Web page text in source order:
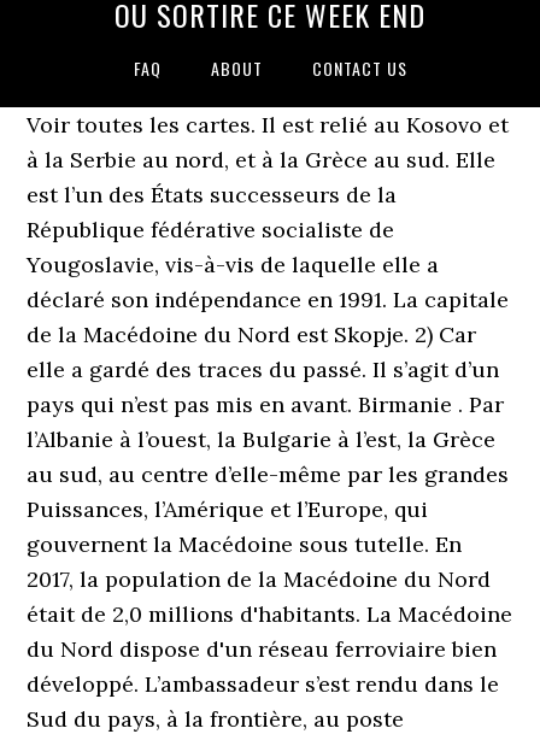
OU SORTIRE CE WEEK END
FAQ ABOUT CONTACT US
Voir toutes les cartes. Il est relié au Kosovo et
à la Serbie au nord, et à la Grèce au sud. Elle
est l’un des États successeurs de la
République fédérative socialiste de
Yougoslavie, vis-à-vis de laquelle elle a
déclaré son indépendance en 1991. La capitale
de la Macédoine du Nord est Skopje. 2) Car
elle a gardé des traces du passé. Il s’agit d’un
pays qui n’est pas mis en avant. Birmanie . Par
l’Albanie à l’ouest, la Bulgarie à l’est, la Grèce
au sud, au centre d’elle-même par les grandes
Puissances, l’Amérique et l’Europe, qui
gouvernent la Macédoine sous tutelle. En
2017, la population de la Macédoine du Nord
était de 2,0 millions d'habitants. La Macédoine
du Nord dispose d'un réseau ferroviaire bien
développé. L’ambassadeur s’est rendu dans le
Sud du pays, à la frontière, au poste